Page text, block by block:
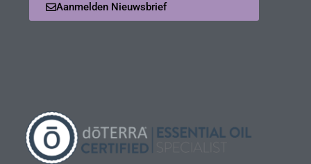
Aanmelden Nieuwsbrief